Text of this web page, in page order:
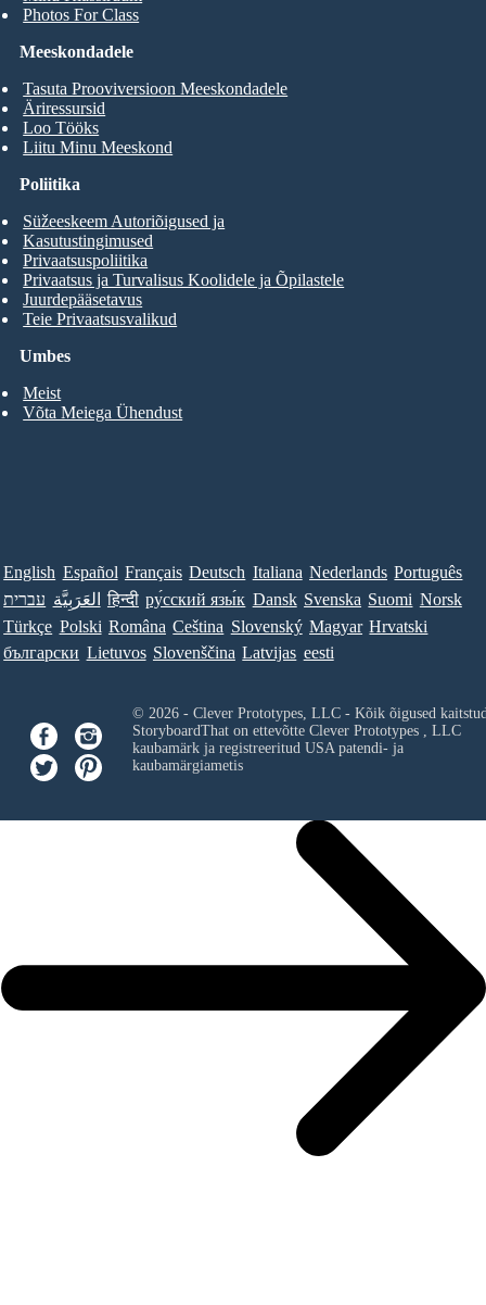
Photos For Class
Meeskondadele
Tasuta Prooviversioon Meeskondadele
Äriressursid
Loo Tööks
Liitu Minu Meeskond
Umbes
Meist
Võta Meiega Ühendust
Poliitika
Süžeeskeem Autoriõigused ja
Kasutustingimused
Privaatsuspoliitika
Privaatsus ja Turvalisus Koolidele ja Õpilastele
Juurdepääsetavus
Teie Privaatsusvalikud
English Español Français Deutsch Italiana Nederlands Português
עברית العَرَبِيَّة हिन्दी ру́сский язы́к Dansk Svenska Suomi Norsk
Türkçe Polski Româna Ceština Slovenský Magyar Hrvatski
български Lietuvos Slovenščina Latvijas eesti
© 2026 - Clever Prototypes, LLC - Kõik õigused
StoryboardThat on ettevõtte Clever Prototypes , LLC
kaubamärk ja registreeritud USA patendi- ja
kaubamärgiametis